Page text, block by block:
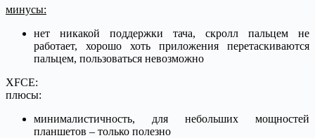
минусы:
нет никакой поддержки тача, скролл пальцем не
работает, хорошо хоть приложения перетаскиваются
пальцем, пользоваться невозможно
XFCE:
плюсы:
минималистичность, для небольших мощностей
планшетов – только полезно